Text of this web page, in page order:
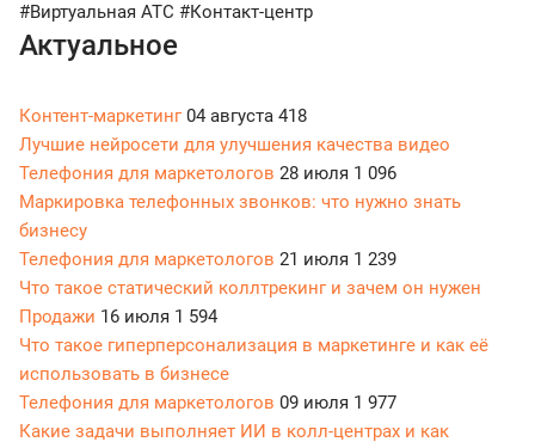
#Виртуальная АТС #Контакт-центр
Актуальное
Контент-маркетинг04 августа 418
Лучшие нейросети для улучшения качества видео
Телефония для маркетологов 28 июля 1 096
Маркировка телефонных звонков: что нужно знать
бизнесу
Телефония для маркетологов 21 июля 1 239
Что такое статический коллтрекинг и зачем он нужен
Продажи 16 июля 1 594
Что такое гиперперсонализация в маркетинге и как её
использовать в бизнесе
Телефония для маркетологов 09 июля 1 977
Какие задачи выполняет ИИ в колл-центрах и как